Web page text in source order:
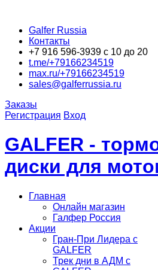
Galfer Russia
Контакты
+7 916 596-3939 с 10 до 20
t.me/+79166234519
max.ru/+79166234519
sales@galferrussia.ru
Заказы
Регистрация Вход
GALFER -
диски для
Главная
Онлайн магазин
Галфер Россия
Акции
Гран-При Лидера c
GALFER
Трек дни в АДМ с